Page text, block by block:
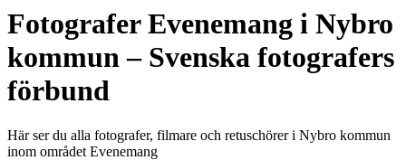
FotograferEvenemang i Nybro
kommun– Svenska fotografers
förbund
Här ser du alla fotografer, filmare och retuschörer i Nybro kommun
inom området Evenemang